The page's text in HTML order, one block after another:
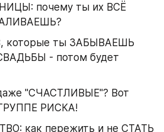
почему ты их ВСЁ
которые ты ЗАБЫВАЕШЬ
- потом будет
"СЧАСТЛИВЫЕ"? Вот
РИСКА!
как пережить и не СТАТЬ